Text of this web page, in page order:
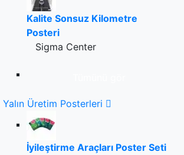
Kalite Sonsuz Kilometre
Posteri
Sigma Center
Yalın Üretim Posterleri
İyileştirme Araçları Poster Seti